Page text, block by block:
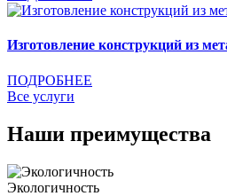
Изготовление конструкций из
ПОДРОБНЕЕ
Все услуги
Наши преимущества
Экологичность